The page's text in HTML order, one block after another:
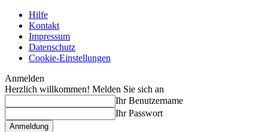
Hilfe
Kontakt
Impressum
Datenschutz
Cookie-Einstellungen
Anmelden
Herzlich willkommen! Melden Sie sich an
Ihr Benutzername
Ihr Passwort